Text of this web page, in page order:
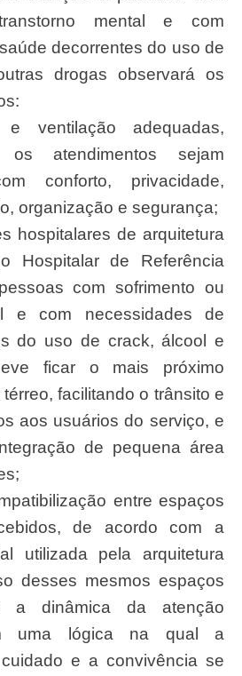
mental e com
decorrentes do uso de
drogas observará os
ventilação adequadas,
os atendimentos sejam
conforto, privacidade,
organização e segurança;
hospitalares de arquitetura
Hospitalar de Referência
com sofrimento ou
e com necessidades de
do uso de crack, álcool e
ficar o mais próximo
facilitando o trânsito e
aos usuários do serviço, e
de pequena área
entre espaços
de acordo com a
utilizada pela arquitetura
desses mesmos espaços
a dinâmica da atenção
uma lógica na qual a
e a convivência se